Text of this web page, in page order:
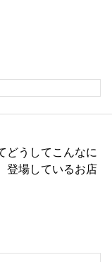
どうしてこんなに
登場しているお店